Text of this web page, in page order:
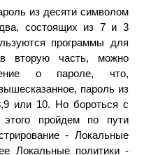
из десяти символом
состоящих из 7 и 3
программы для
вторую часть, можно
о пароле, что,
пароль из
или 10. Но бороться с
пройдем по пути
- Локальные
Локальные политики -